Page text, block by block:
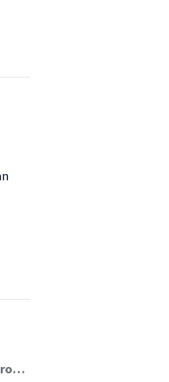
Wina Smeenk (Lector); Hilma van Slooten; Esther Krijnen-de Bruin (Onderzoeker); Jeroen Spoelstra